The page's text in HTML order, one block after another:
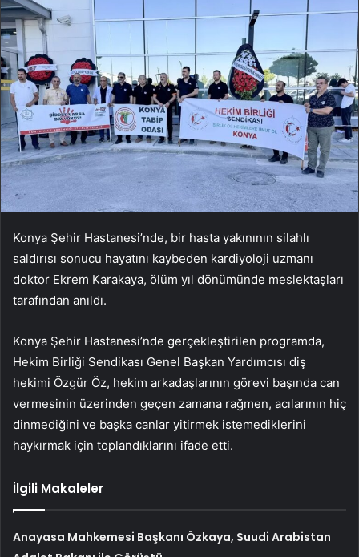
Konya Şehir Hastanesi’nde, bir hasta yakınının silahlı
saldırısı sonucu hayatını kaybeden kardiyoloji uzmanı
doktor Ekrem Karakaya, ölüm yıl dönümünde meslektaşları
tarafından anıldı.
Konya Şehir Hastanesi’nde gerçekleştirilen programda,
Hekim Birliği Sendikası Genel Başkan Yardımcısı diş
hekimi Özgür Öz, hekim arkadaşlarının görevi başında can
vermesinin üzerinden geçen zamana rağmen, acılarının hiç
dinmediğini ve başka canlar yitirmek istemediklerini
haykırmak için toplandıklarını ifade etti.
İlgili Makaleler
Anayasa Mahkemesi Başkanı Özkaya, Suudi Arabistan